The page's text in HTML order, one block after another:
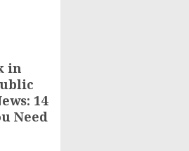
in
14
Need